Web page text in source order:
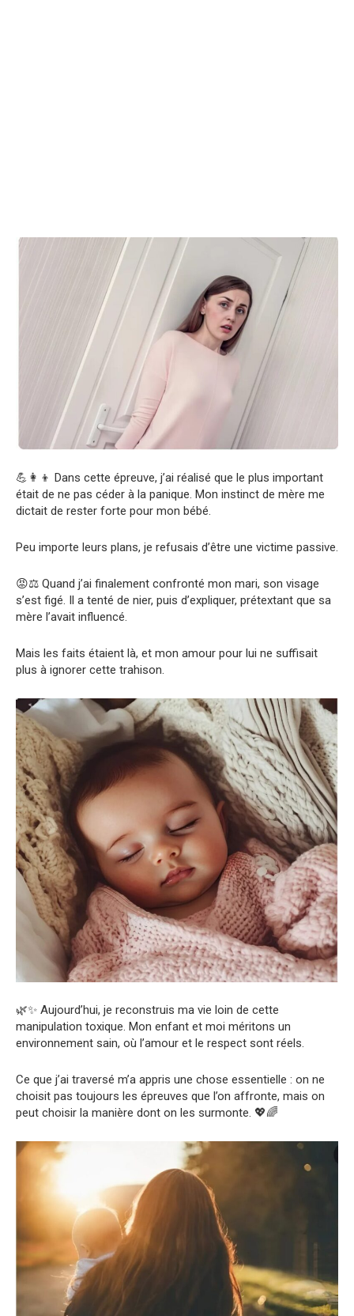
💪👩‍👦 Dans cette épreuve, j’ai réalisé que le plus important
était de ne pas céder à la panique. Mon instinct de mère me
dictait de rester forte pour mon bébé.
Peu importe leurs plans, je refusais d’être une victime passive.
😡⚖️ Quand j’ai finalement confronté mon mari, son visage
s’est figé. Il a tenté de nier, puis d’expliquer, prétextant que sa
mère l’avait influencé.
Mais les faits étaient là, et mon amour pour lui ne suffisait
plus à ignorer cette trahison.
🌿✨ Aujourd’hui, je reconstruis ma vie loin de cette
manipulation toxique. Mon enfant et moi méritons un
environnement sain, où l’amour et le respect sont réels.
Ce que j’ai traversé m’a appris une chose essentielle : on ne
choisit pas toujours les épreuves que l’on affronte, mais on
peut choisir la manière dont on les surmonte. 💖🌈